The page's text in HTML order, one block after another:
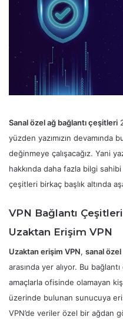
Sanal özel ağ bağlantı çeşitleri
yüzden yazımızın devamında
değinmeye çalışacağız. Yani
hakkında daha fazla bilgi
çeşitleri birkaç başlık altında
VPN Bağlantı Çeşitleri
Uzaktan Erişim VPN
Uzaktan erişim VPN, sanal özel
arasında yer alıyor. Bu
amaçlarla ofisinde olamayan
üzerinde bulunan sunucuya
VPN’de veriler özel bir ağdan